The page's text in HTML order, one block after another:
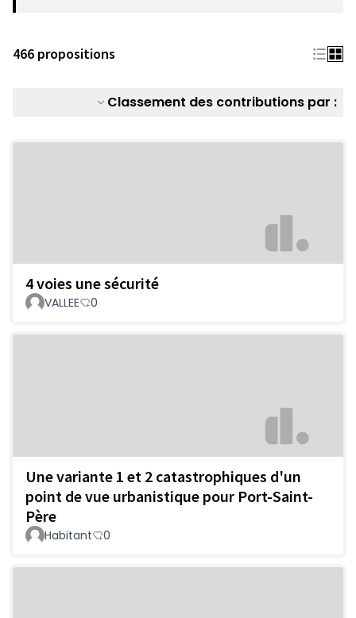
466 propositions
Classement des contributions par :
4 voies une sécurité
VALLEE 0
Une variante 1 et 2 catastrophiques d'un
point de vue urbanistique pour Port-Saint-
Père
Habitant 0